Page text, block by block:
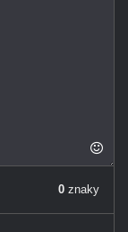
0 znaky